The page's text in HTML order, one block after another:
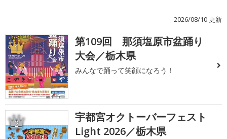
2026/08/10 更新
1
第109回 那須塩原市盆踊り
大会／栃木県
みんなで踊って笑顔になろう！
2
宇都宮オクトーバーフェスト
Light 2026／栃木県